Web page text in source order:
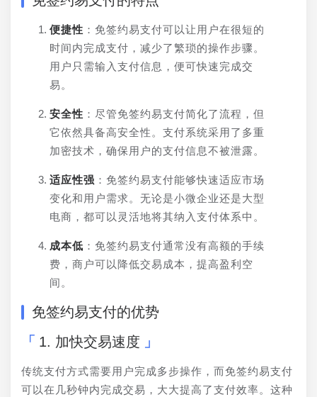
便捷性 ：免签约易支付可以让用户在很短的
时间内完成支付，减少了繁琐的操作步骤。
用户只需输入支付信息，便可快速完成交
易。
安全性 ：尽管免签约易支付简化了流程，但
它依然具备高安全性。支付系统采用了多重
加密技术，确保用户的支付信息不被泄露。
适应性强 ：免签约易支付能够快速适应市场
变化和用户需求。无论是小微企业还是大型
电商，都可以灵活地将其纳入支付体系中。
成本低 ：免签约易支付通常没有高额的手续
费，商户可以降低交易成本，提高盈利空
间。
免签约易支付的优势
1. 加快交易速度
传统支付方式需要用户完成多步操作，而免签约易支付
可以在几秒钟内完成交易，大大提高了支付效率。这种